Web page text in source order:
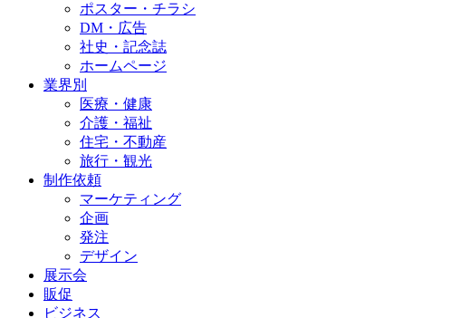
ポスター・チラシ
DM・広告
社史・記念誌
ホームページ
業界別
医療・健康
介護・福祉
住宅・不動産
旅行・観光
制作依頼
マーケティング
企画
発注
デザイン
展示会
販促
ビジネス